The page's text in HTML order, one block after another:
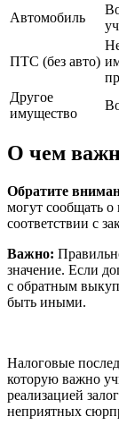
Автомобиль
ПТС (без авто)
Другое
имущество
О чем
Обратите
могут сообщать
соответствии с
Важно:
значение. Если
с обратным
быть иными.
Налоговые
которую важно
реализацией
неприятных